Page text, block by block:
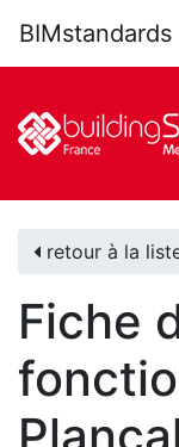
BIMstandards
retour à la
Fiche